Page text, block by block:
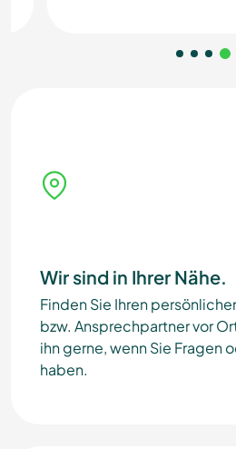
Wir sind in Ihrer Nähe.
Finden Sie Ihren
bzw. Ansprechpartner vor
ihn gerne, wenn Sie Fragen
haben.